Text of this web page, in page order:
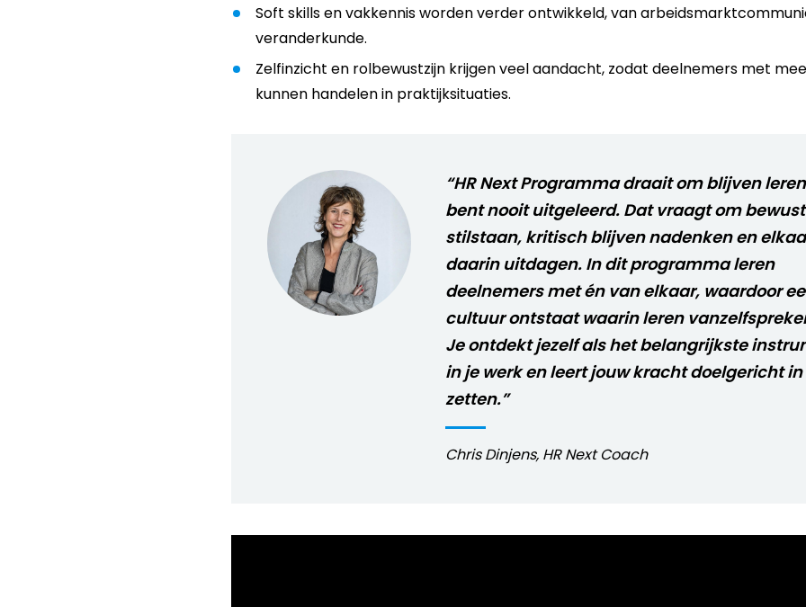
Soft skills en vakkennis worden verder ontwikkeld, van
veranderkunde.
Zelfinzicht en rolbewustzijn krijgen veel aandacht, zodat deelnemers met
kunnen handelen in praktijksituaties.
“HR Next Programma draait om blijven
bent nooit uitgeleerd. Dat vraagt om bewust
stilstaan, kritisch blijven nadenken en
daarin uitdagen. In dit programma leren
deelnemers met én van elkaar, waardoor
cultuur ontstaat waarin leren
Je ontdekt jezelf als het belangrijkste
in je werk en leert jouw kracht doelgericht in
zetten.”
Chris Dinjens, HR Next Coach